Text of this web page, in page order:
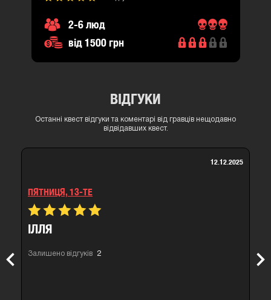
2-6 люд
від 1500 грн
ВІДГУКИ
Останні квест відгуки та коментарі від гравців нещодавно
відвідавших квест.
Previous
ПЯТНИЦЯ, 13-ТЕ
ІЛЛЯ
Залишено відгуків 2
12.12.2025